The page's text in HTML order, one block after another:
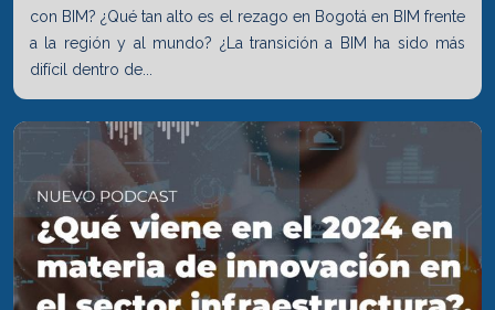
con BIM? ¿Qué tan alto es el rezago en Bogotá en BIM frente
a la región y al mundo? ¿La transición a BIM ha sido más
difícil dentro de...